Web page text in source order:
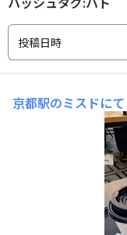
投稿日時
京都駅のミスドにて